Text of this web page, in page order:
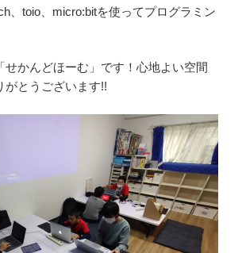
、toio、micro:bitを使ってプログラミン
せかんどほーむ」です！心地よい空間
がとうございます!!